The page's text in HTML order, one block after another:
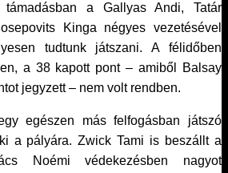
a Gallyas Andi, Tatár
Kinga négyes vezetésével
tudtunk játszani. A félidőben
a 38 kapott pont – amiből Balsay
jegyzett – nem volt rendben.
egészen más felfogásban játszó
a pályára. Zwick Tami is beszállt a
Noémi védekezésben nagyot